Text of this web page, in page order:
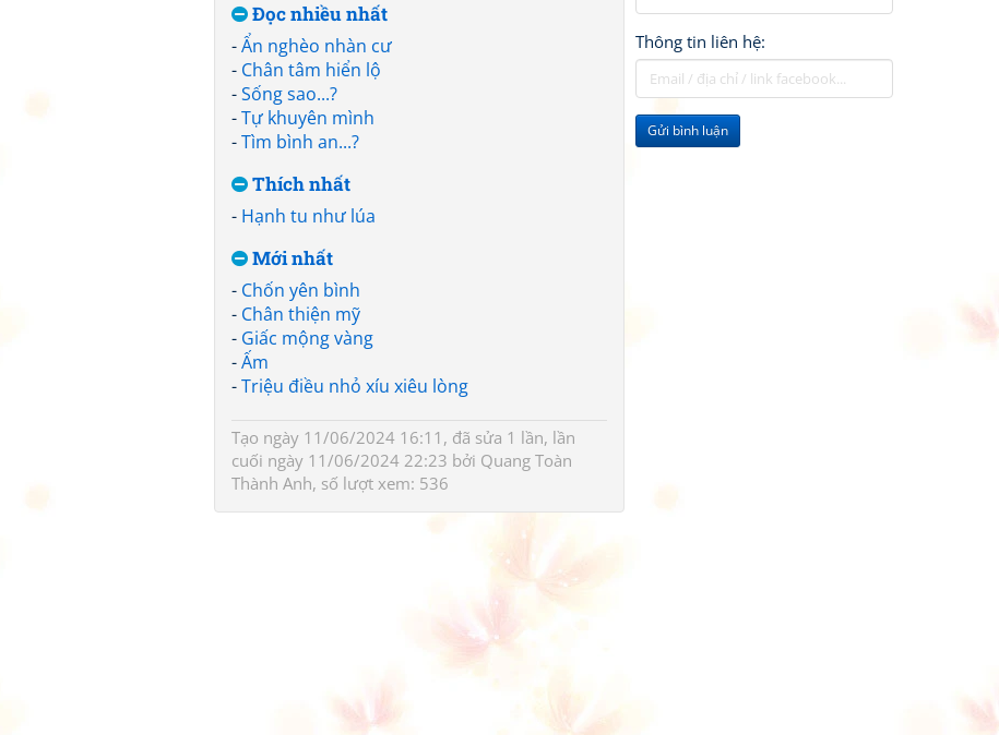
Thông tin liên hệ:
Gửi bình luận
Đọc nhiều nhất
-Ẩn nghèo nhàn cư
- Chân tâm hiển lộ
-Sống sao...?
-Tự khuyên mình
-Tìm bình an...?
Thích nhất
- Hạnh tu như lúa
Mới nhất
- Chốn yên bình
- Chân thiện mỹ
- Giấc mộng vàng
-Ấm
-Triệu điều nhỏ xíu xiêu lòng
Tạo ngày 11/06/2024 16:11, đã sửa 1 lần, lần
cuối ngày 11/06/2024 22:23 bởi Quang Toàn
Thành Anh, số lượt xem: 536